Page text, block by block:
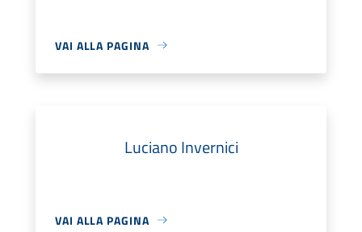
VAI ALLA PAGINA
Luciano Invernici
VAI ALLA PAGINA